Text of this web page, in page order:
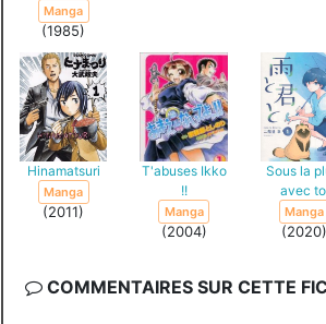
Manga
(1985)
Hinamatsuri
Manga
(2011)
T'abuses Ikko
!!
Manga
(2004)
Sous la
avec
Manga
(2020)
COMMENTAIRES SUR CETTE